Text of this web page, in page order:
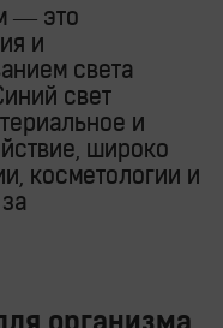
— это
и
света
свет
и
широко
косметологии и